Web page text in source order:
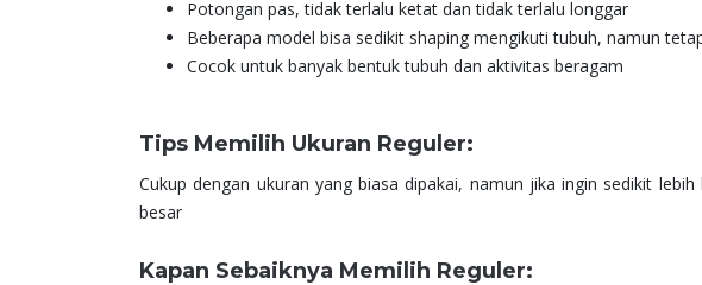
Potongan pas, tidak terlalu ketat dan tidak terlalu longgar
Beberapa model bisa sedikit shaping mengikuti tubuh, namun
Cocok untuk banyak bentuk tubuh dan aktivitas beragam
Tips Memilih Ukuran Reguler:
Cukup dengan ukuran yang biasa dipakai, namun jika ingin sedikit
besar
Kapan Sebaiknya Memilih Reguler: